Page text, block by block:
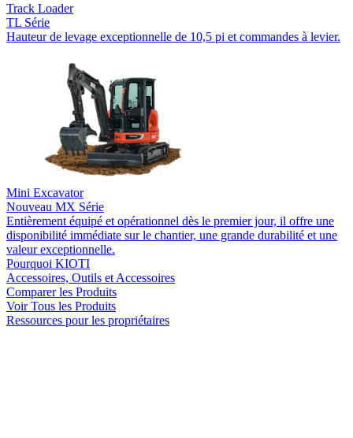
Track Loader
TL Série
Hauteur de levage exceptionnelle de 10,5 pi et commandes à levier.
Mini Excavator
Nouveau MX Série
Entièrement équipé et opérationnel dès le premier jour, il offre une
disponibilité immédiate sur le chantier, une grande durabilité et une
valeur exceptionnelle.
Pourquoi KIOTI
Accessoires, Outils et Accessoires
Comparer les Produits
Voir Tous les Produits
Ressources pour les propriétaires